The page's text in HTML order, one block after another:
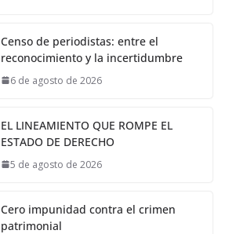
Censo de periodistas: entre el
reconocimiento y la incertidumbre
6 de agosto de 2026
EL LINEAMIENTO QUE ROMPE EL
ESTADO DE DERECHO
5 de agosto de 2026
Cero impunidad contra el crimen
patrimonial